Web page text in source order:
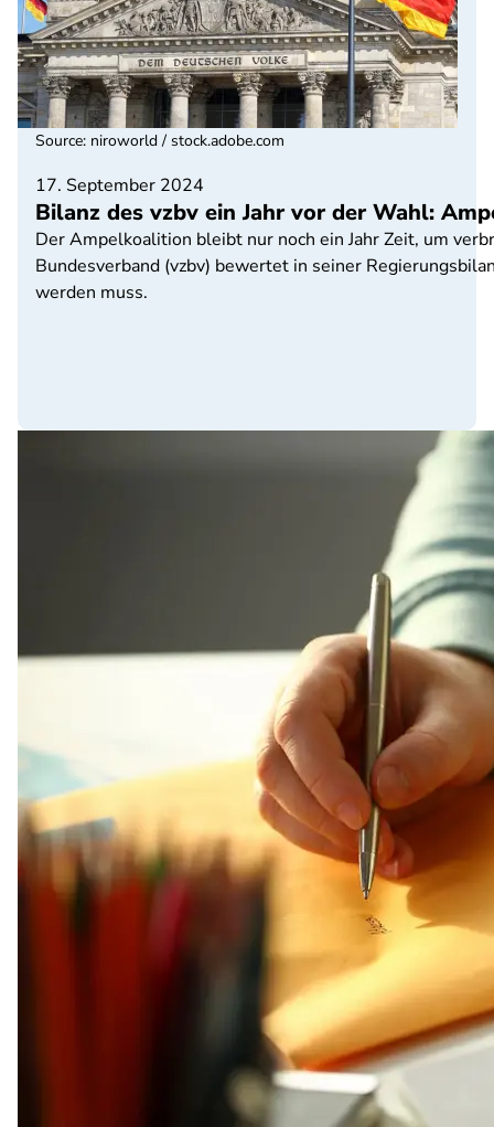
17. September 2024
Bilanz des vzbv ein Jahr vor der Wahl:
Der Ampelkoalition bleibt nur noch ein Jahr Zeit, um
Bundesverband (vzbv) bewertet in seiner
werden muss.
Source: niroworld / stock.adobe.com